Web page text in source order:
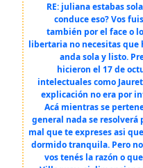
RE: juliana estabas
conduce eso? Vos
también por el face o
libertaria no necesitas que
anda sola y listo.
hicieron el 17 de
intelectuales como
explicación no era por
Acá mientras se
general nada se resolverá
mal que te expreses asi
dormido tranquila. Pero
vos tenés la razón o